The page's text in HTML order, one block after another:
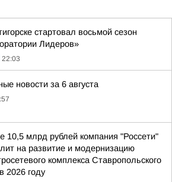
стартовал восьмой сезон
Лидеров»
22:03
новости за 6 августа
10,5 млрд рублей компания "Россети"
на развитие и модернизацию
комплекса Ставропольского
2026 году